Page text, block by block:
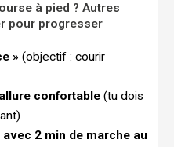
à pied ? Autres
pour progresser
» (objectif : courir
confortable(tu dois
2 min de marche au